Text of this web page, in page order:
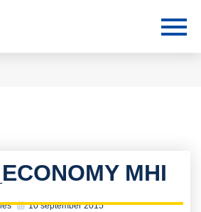
MHI
10 september 2015